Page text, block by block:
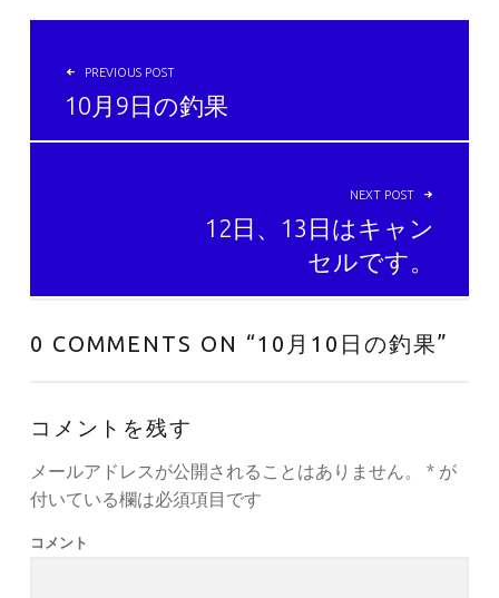
投稿ナビゲーション
PREVIOUS POST
10月9日の釣果
NEXT POST
12日、13日はキャン
セルです。
0 COMMENTS ON “10月10日の釣果”
コメントを残す
メールアドレスが公開されることはありません。 *が
付いている欄は必須項目です
コメント